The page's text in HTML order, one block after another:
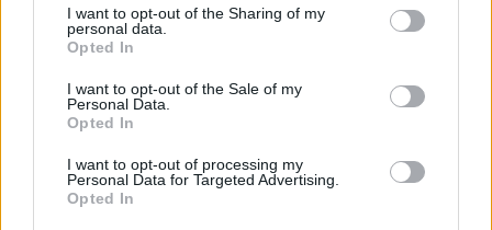
not limited to your visit or usage behaviour. You may click to
grant or deny consent to Google and its third-party tags to
use your data for below specified purposes in below Google
consent section.
I want to opt-out of the Sharing of my
personal data.
Opted In
I want to opt-out of the Sale of my
Personal Data.
Opted In
I want to opt-out of processing my
Personal Data for Targeted Advertising.
Opted In
ποσό που αποδεδειγμένα εισπράχθηκαν. Εάν
όμως δεν προσκομιστούν τα παραστατικά εντός
της προβλεπόμενης προθεσμίας, ο
φορολογούμενος οφείλει να δηλώσει τα
μισθώματα αυτά με την υποβολή τροποποιητικής
δήλωσης φορολογίας εισοδήματος, η οποία
υποβάλλεται χωρίς τόκους και πρόστιμα μέχρι τη